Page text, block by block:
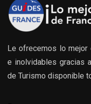
Le ofrecemos lo mejor
e inolvidables gracias
de Turismo disponible